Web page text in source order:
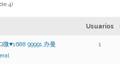
4)
Usuarios
♥1688 99991,办曼 1